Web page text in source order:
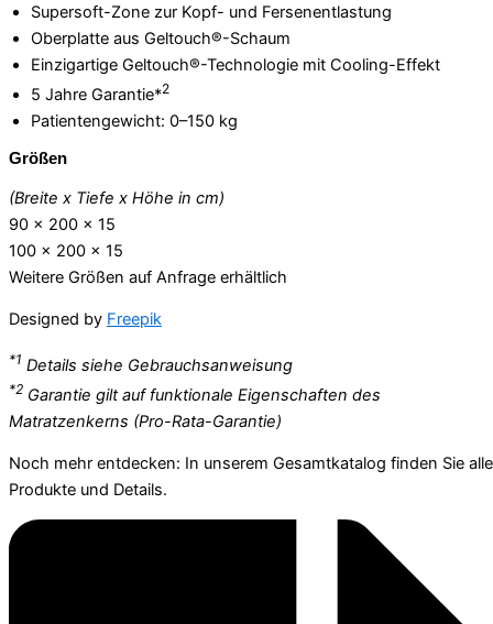
Supersoft-Zone zur Kopf- und Fersenentlastung
Oberplatte aus Geltouch®-Schaum
Einzigartige Geltouch®-Technologie mit Cooling-Effekt
5 Jahre Garantie*2
Patientengewicht: 0–150 kg
Größen
(Breite x Tiefe x Höhe in cm)
90 x 200 x 15
100 x 200 x 15
Weitere Größen auf Anfrage erhältlich
Designed by Freepik
*1 Details siehe Gebrauchsanweisung
*2 Garantie gilt auf funktionale Eigenschaften des
Matratzenkerns (Pro-Rata-Garantie)
Noch mehr entdecken: In unserem Gesamtkatalog finden Sie alle
Produkte und Details.